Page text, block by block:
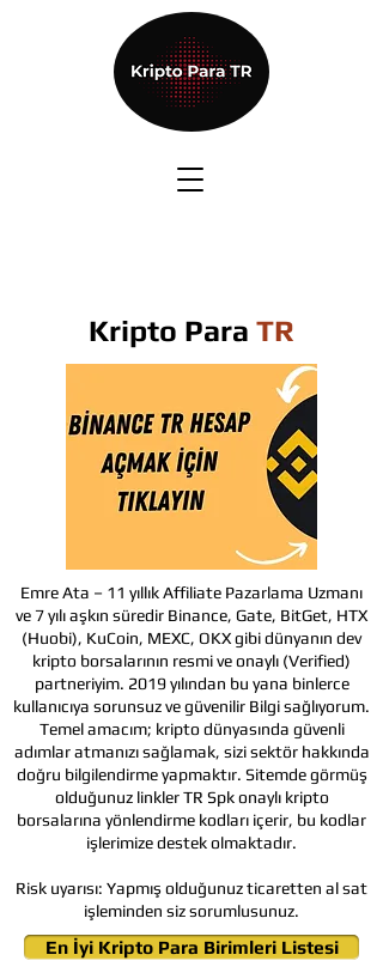
En İyi Kripto Para Birimleri Listesi
Kripto Para TR
Emre Ata – 11 yıllık Affiliate Pazarlama Uzmanı
ve 7 yılı aşkın süredir Binance, Gate, BitGet, HTX
(Huobi), KuCoin, MEXC, OKX gibi dünyanın dev
kripto borsalarının resmi ve onaylı (Verified)
partneriyim. 2019 yılından bu yana binlerce
kullanıcıya sorunsuz ve güvenilir Bilgi sağlıyorum.
Temel amacım; kripto dünyasında güvenli
adımlar atmanızı sağlamak, sizi sektör hakkında
doğru bilgilendirme yapmaktır. Sitemde görmüş
olduğunuz linkler TR Spk onaylı kripto
borsalarına yönlendirme kodları içerir, bu kodlar
işlerimize destek olmaktadır.
Risk uyarısı: Yapmış olduğunuz ticaretten al sat
işleminden siz sorumlusunuz.